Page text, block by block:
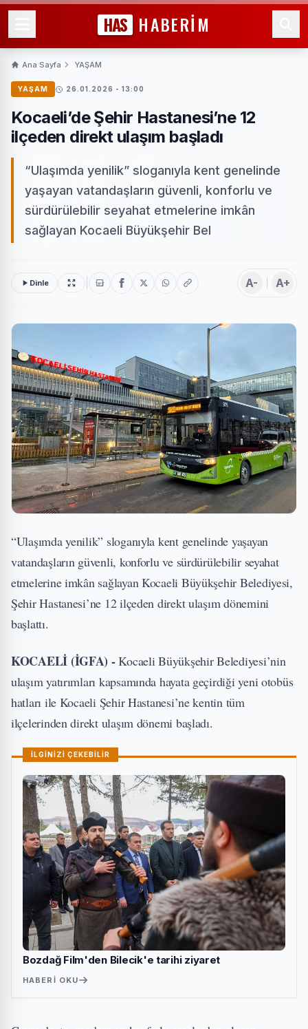
HAS HABERİM
Ana Sayfa YAŞAM
YAŞAM 26.01.2026 - 13:00
Kocaeli’de Şehir Hastanesi’ne 12
ilçeden direkt ulaşım başladı
“Ulaşımda yenilik” sloganıyla kent genelinde
yaşayan vatandaşların güvenli, konforlu ve
sürdürülebilir seyahat etmelerine imkân
sağlayan Kocaeli Büyükşehir Bel
Dinle A- A+
“Ulaşımda yenilik” sloganıyla kent genelinde yaşayan
vatandaşların güvenli, konforlu ve sürdürülebilir seyahat
etmelerine imkân sağlayan Kocaeli Büyükşehir Belediyesi,
Şehir Hastanesi’ne 12 ilçeden direkt ulaşım dönemini
başlattı.
KOCAELİ (İGFA) -Kocaeli Büyükşehir Belediyesi’nin
ulaşım yatırımları kapsamında hayata geçirdiği yeni otobüs
hatları ile Kocaeli Şehir Hastanesi’ne kentin tüm
ilçelerinden direkt ulaşım dönemi başladı.
İLGİNİZİ ÇEKEBİLİR
Bozdağ Film'den Bilecik'e tarihi ziyaret
HABERI OKU